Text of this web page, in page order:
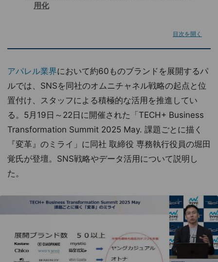
用化
目次を開く
アパレル業界において約60ものブランドを展開するパ
ルでは、SNSを同社のオムニチャネル戦略の起点と位
置付け、スタッフによる積極的な活用を推進してい
る。5月19日～22日に開催された「TECH+ Business
Transformation Summit 2025 May. 課題ごとに描く
『変革』のミライ」に同社 取締役 専務執行役員の堀田
覚氏が登壇。SNS戦略やデータ活用について説明し
た。